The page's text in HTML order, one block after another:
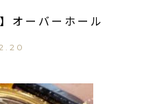
オーバーホール